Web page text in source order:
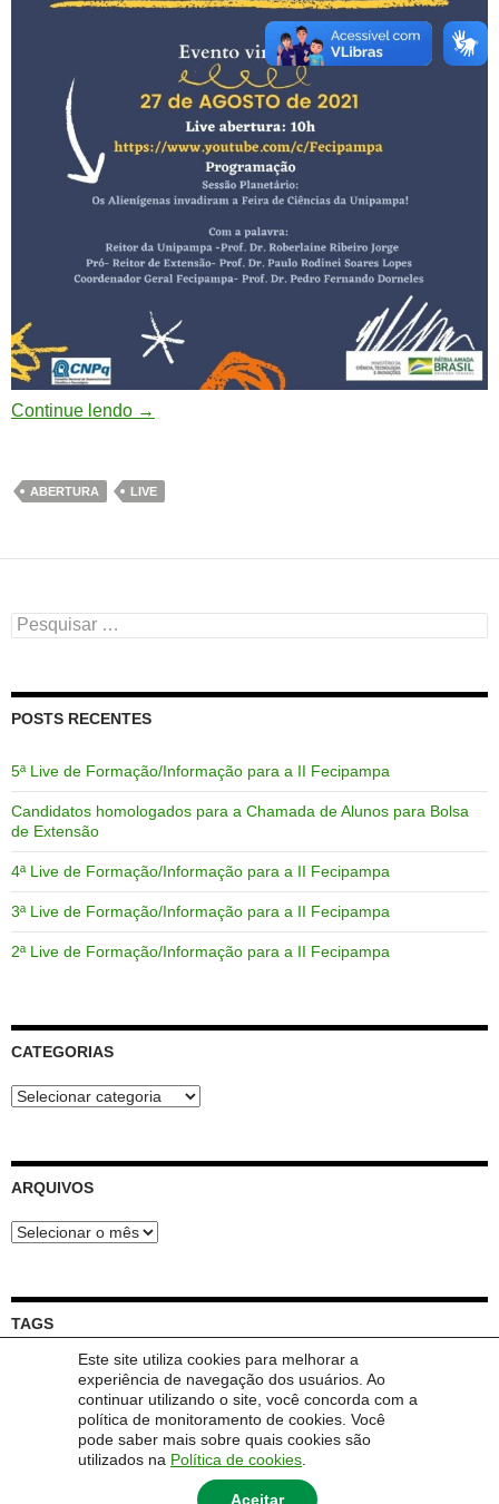
Este site utiliza cookies para melhorar a
experiência de navegação dos usuários. Ao
continuar utilizando o site, você concorda com a
política de monitoramento de cookies. Você
pode saber mais sobre quais cookies são
utilizados na Política de cookies
Aceitar
Continue lendo →
ABERTURA LIVE
Pesquisar
por:
POSTS RECENTES
5ª Live de Formação/Informação para a II Fecipampa
Candidatos homologados para a Chamada de Alunos para Bolsa
de Extensão
4ª Live de Formação/Informação para a II Fecipampa
3ª Live de Formação/Informação para a II Fecipampa
2ª Live de Formação/Informação para a II Fecipampa
CATEGORIAS
Categorias
ARQUIVOS
Arquivos
TAGS
Chamada Circular Convite Dúvida Encomenda Feira
Inscrição Integradora Lançamento Live Reunião
Trabalho